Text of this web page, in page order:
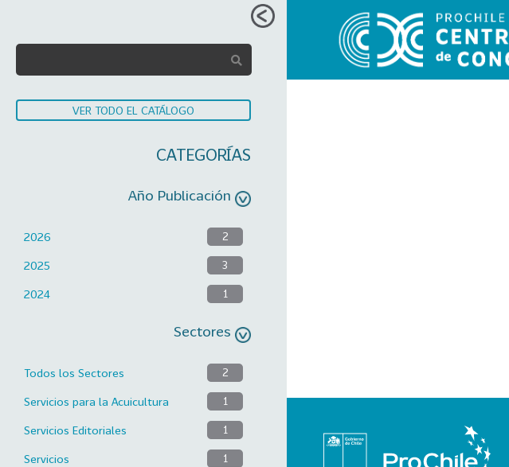
VER TODO EL CATÁLOGO
CATEGORÍAS
Año Publicación
2026 2
2025 3
2024 1
Sectores
Todos los Sectores 2
Servicios para la Acuicultura 1
Servicios Editoriales 1
Servicios 1